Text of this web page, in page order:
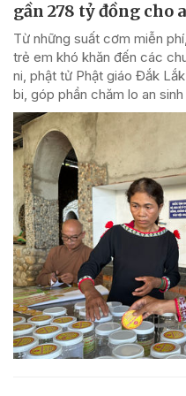
gần 278 tỷ đồng cho
Từ những suất cơm miễn
trẻ em khó khăn đến các
ni, phật tử Phật giáo Đắk
bi, góp phần chăm lo an sinh